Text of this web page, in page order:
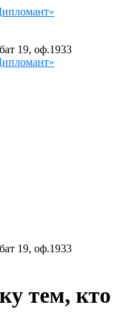
19, оф.1933
19, оф.1933
тем, кто